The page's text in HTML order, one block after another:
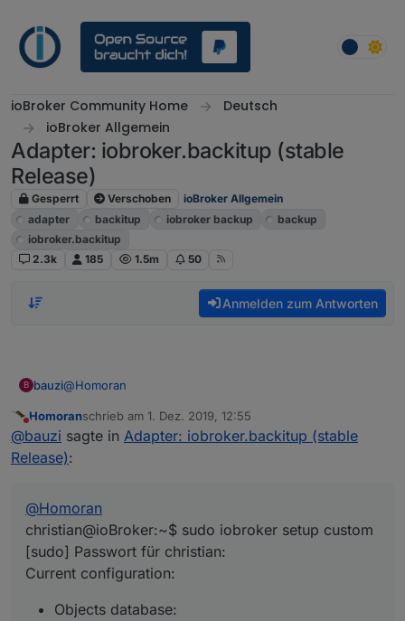
ioBroker Community Home
Deutsch
ioBroker Allgemein
Adapter: iobroker.backitup (stable
Release)
Gesperrt Verschoben
ioBroker Allgemein
adapter
backitup iobroker backup
backup
iobroker.backitup
2.3k
185 1.5m 50
Anmelden zum Antworten
B bauzi@Homoran
christian@ioBroker:~$ sudo iobroker setup
[sudo] Passwort für christian:
Current configuration:
  - Host/Unix Socket: 127.0.0.1
  - Port: 9001
- States database:
  - Type: redis
  - Host/Unix Socket: 127.0.0.1
- Data Directory: ../../iobroker-data/
Mod-Edit:
die Code Tags Funktion ->
Nicht stören
Homoranschrieb am 1. Dez. 2019, 12:55
zuletzt editiert von
@bauzi sagte in Adapter: iobroker.backitup (stable
Release):
@Homoran
christian@ioBroker:~$ sudo iobroker setup custom
[sudo] Passwort für christian:
Current configuration:
Objects database: